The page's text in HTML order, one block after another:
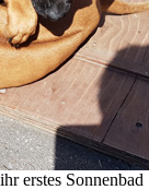
erstes Sonnenbad